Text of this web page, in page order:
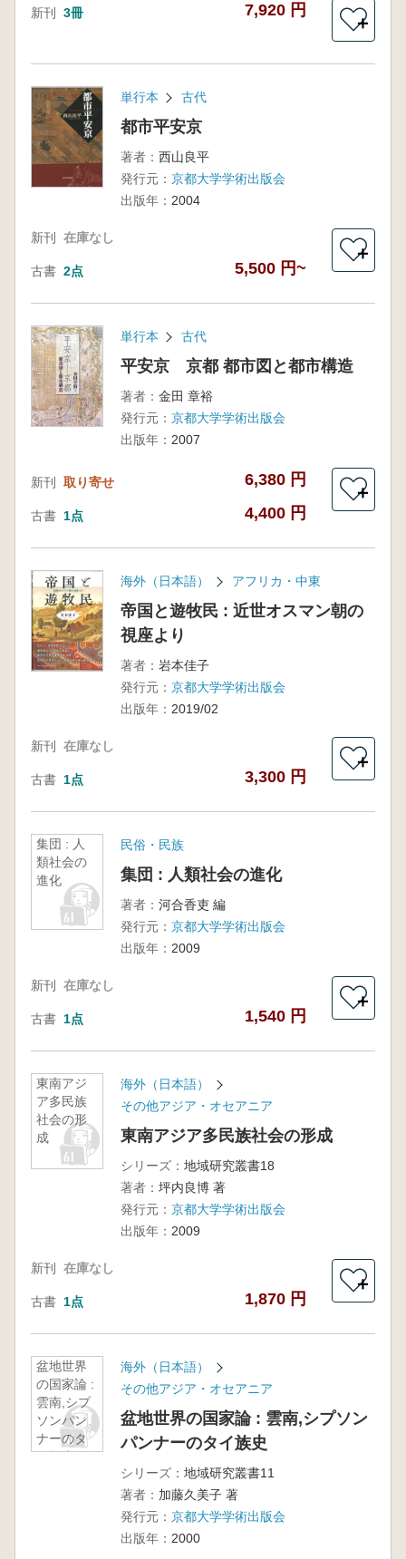
新刊 3冊 7,920 円
＋
単行本 古代
都市平安京
著者： 西山良平
発行元： 京都大学学術出版会
出版年： 2004
新刊 在庫なし
古書 2点 5,500 円~
＋
単行本 古代
平安京 京都 都市図と都市構造
著者： 金田 章裕
発行元： 京都大学学術出版会
出版年： 2007
新刊 取り寄せ 6,380 円
古書 1点 4,400 円
＋
海外（日本語） アフリカ・中東
帝国と遊牧民 : 近世オスマン朝の
視座より
著者： 岩本佳子
発行元： 京都大学学術出版会
出版年： 2019/02
新刊 在庫なし
古書 1点 3,300 円
＋
集団 : 人
類社会の
進化
民俗・民族
集団 : 人類社会の進化
著者： 河合香吏 編
発行元： 京都大学学術出版会
出版年： 2009
新刊 在庫なし
古書 1点 1,540 円
＋
東南アジ
ア多民族
社会の形
成
海外（日本語）
その他アジア・オセアニア
東南アジア多民族社会の形成
シリーズ： 地域研究叢書18
著者： 坪内良博 著
発行元： 京都大学学術出版会
出版年： 2009
新刊 在庫なし
古書 1点 1,870 円
＋
盆地世界
の国家論 :
雲南,シプ
ソンパン
ナーのタ
イ族史
海外（日本語）
その他アジア・オセアニア
盆地世界の国家論 : 雲南,シプソン
パンナーのタイ族史
シリーズ： 地域研究叢書11
著者： 加藤久美子 著
発行元： 京都大学学術出版会
出版年： 2000